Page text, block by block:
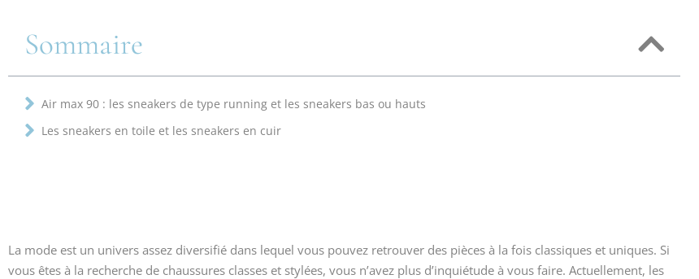
Sommaire
Air max 90 : les sneakers de type running et les sneakers bas ou hauts
Les sneakers en toile et les sneakers en cuir
La mode est un univers assez diversifié dans lequel vous pouvez retrouver des pièces à la fois classiques et uniques. Si
vous êtes à la recherche de chaussures classes et stylées, vous n’avez plus d’inquiétude à vous faire. Actuellement, les